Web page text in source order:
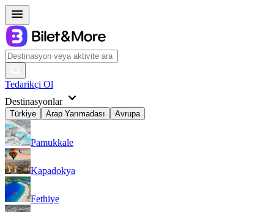
Tedarikçi Ol
Destinasyonlar
Türkiye Arap Yarımadası Avrupa
Pamukkale
Kapadokya
Fethiye